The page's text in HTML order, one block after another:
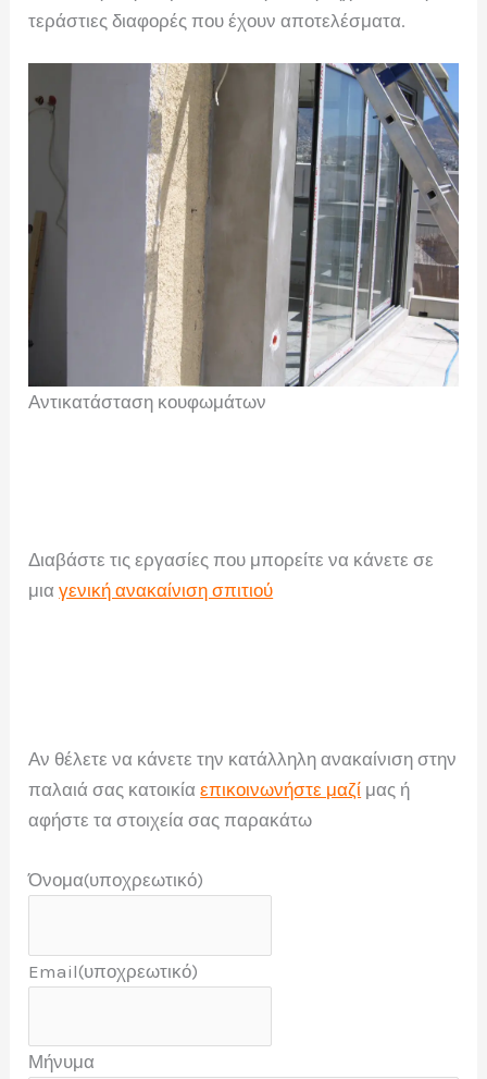
τεράστιες διαφορές που έχουν αποτελέσματα.
Αντικατάσταση κουφωμάτων
Διαβάστε τις εργασίες που μπορείτε να κάνετε σε
μιαγενική ανακαίνιση σπιτιού
Αν θέλετε να κάνετε την κατάλληλη ανακαίνιση στην
παλαιά σας κατοικίαεπικοινωνήστε μαζί μας ή
αφήστε τα στοιχεία σας παρακάτω
Όνομα(υποχρεωτικό)
Email(υποχρεωτικό)
Μήνυμα